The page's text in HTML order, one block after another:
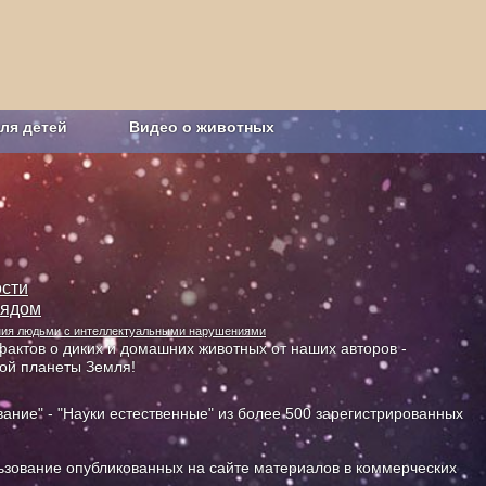
детей Видео о животных
Сельское хозяйство
людьми с интеллектуальными нарушениями
о диких и домашних животных от наших авторов -
планеты Земля!
- "Науки естественные" из более 500 зарегистрированных
опубликованных на сайте материалов в коммерческих